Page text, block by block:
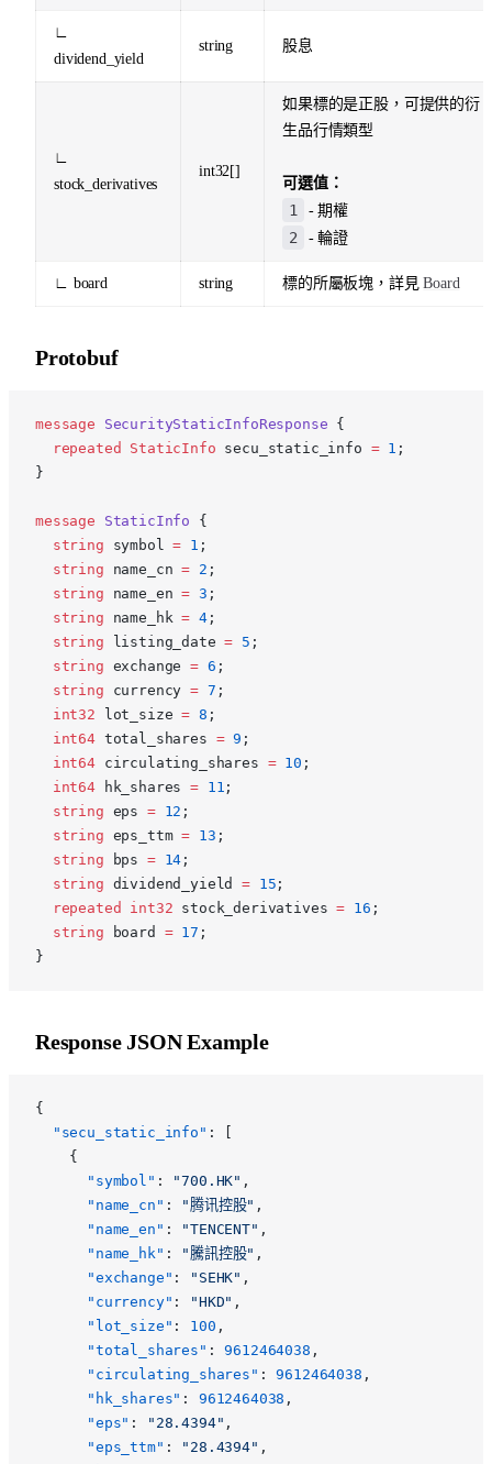
∟
dividend_yield
string 股息
∟
stock_derivatives
int32[]
如果標的是正股，可提供的衍
生品行情類型
可選值：
1 - 期權
2 - 輪證
∟ board string 標的所屬板塊，詳見Board
Protobuf
message SecurityStaticInfoResponse {
  repeated
StaticInfo secu_static_info = 1 ;
}
message StaticInfo {
  string
symbol = 1 ;
  string
name_cn = 2 ;
  string
name_en = 3 ;
  string
name_hk = 4;
  string
listing_date = 5 ;
  string
exchange = 6 ;
  string
currency = 7 ;
  int32
lot_size = 8 ;
  int64
total_shares = 9 ;
  int64
circulating_shares = 10 ;
  int64
hk_shares = 11 ;
  string
eps = 12 ;
  string
eps_ttm = 13 ;
  string
bps = 14 ;
  string
dividend_yield = 15 ;
  repeated
int32 stock_derivatives = 16 ;
  string
board = 17 ;
}
Response JSON Example
{
  "secu_static_info"
: [
    {
      "symbol"
: "700.HK" ,
      "name_cn"
: "腾讯控股" ,
      "name_en"
: "TENCENT" ,
      "name_hk"
: "騰訊控股" ,
      "exchange"
: "SEHK" ,
      "currency"
: "HKD" ,
      "lot_size"
: 100 ,
      "total_shares"
: 9612464038 ,
      "circulating_shares"
: 9612464038 ,
      "hk_shares"
: 9612464038 ,
      "eps"
: "28.4394" ,
      "eps_ttm"
: "28.4394" ,